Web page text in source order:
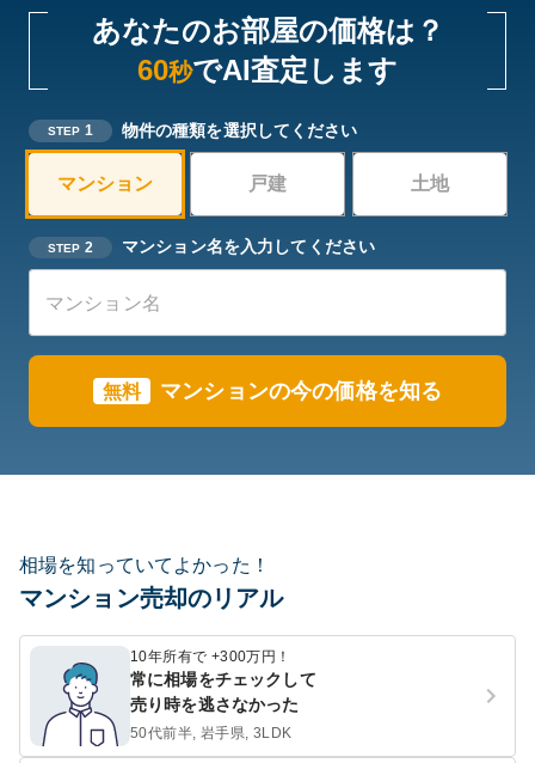
あなたのお部屋の価格は？
60秒でAI査定します
STEP 1 物件の種類を選択してください
マンション 戸建 土地
STEP 2 マンション名を入力してください
無料 マンションの今の価格を知る
相場を知っていてよかった！
マンション売却のリアル
10年所有で +300万円！
常に相場をチェックして
売り時を逃さなかった
50代前半, 岩手県, 3LDK